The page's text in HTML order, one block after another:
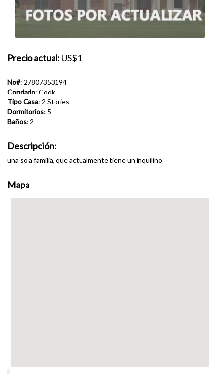
Precio actual: US$1
No#: 27807353194
Condado: Cook
Tipo Casa: 2 Stories
Dormitorios: 5
Baños: 2
Descripción:
una sola familia, que actualmente tiene un inquilino
Mapa